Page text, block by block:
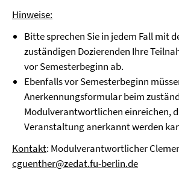
Hinweise:
Bitte sprechen Sie in jedem Fall mit
zuständigen Dozierenden Ihre
vor Semesterbeginn ab.
Ebenfalls vor Semesterbeginn
Anerkennungsformular beim
Modulverantwortlichen einreichen,
Veranstaltung anerkannt werden
Kontakt: Modulverantwortlicher
cguenther@zedat.fu-berlin.de